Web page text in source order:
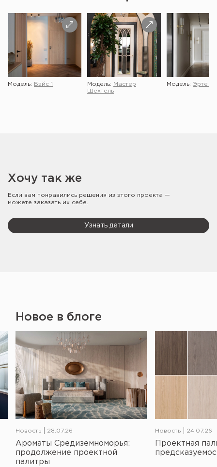
Модель: Бэйс 1 Модель:
Мастер
Шехтель
Модель: Эрте 2
Хочу так же
Если вам понравились решения из этого проекта —
можете заказать их себе.
Узнать детали
Новое в блоге
Новость 28.07.26
Ароматы Средиземноморья:
продолжение проектной
палитры
Новость 24.07.26
Проектная